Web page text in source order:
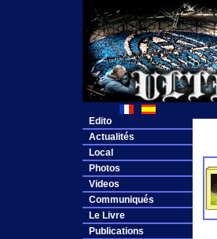
Edito
Actualités
Local
Photos
Videos
Communiqués
Le Livre
Publications